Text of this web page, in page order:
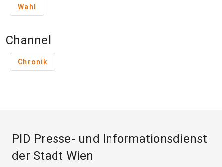
Wahl
Channel
Chronik
PID Presse- und Informationsdienst
der Stadt Wien